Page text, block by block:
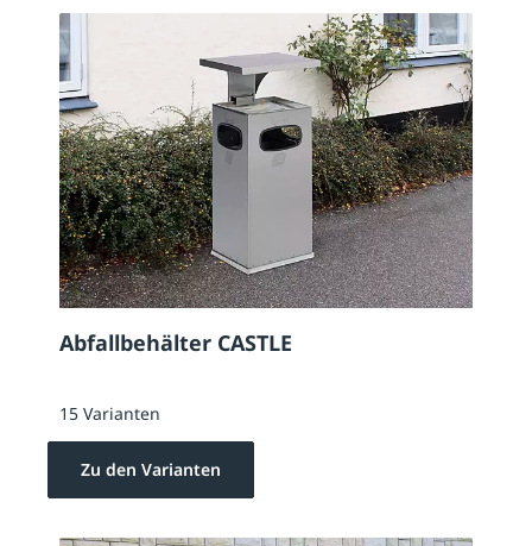
Abfallbehälter CASTLE
15 Varianten
Zu den Varianten